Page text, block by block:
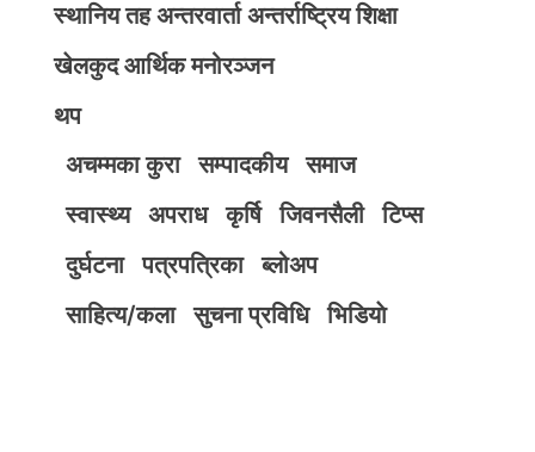
स्थानिय तह अन्तरवार्ता अन्तर्राष्ट्रिय शिक्षा
खेलकुद आर्थिक मनोरञ्जन
थप
अचम्मका कुरा
सम्पादकीय
समाज
स्वास्थ्य
अपराध कृर्षि जिवनसैली
टिप्स
दुर्घटना
पत्रपत्रिका
ब्लोअप
साहित्य/कला
सुचना प्रविधि भिडियाे